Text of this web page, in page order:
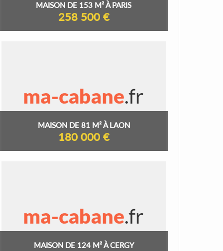
MAISON DE 153 M² À PARIS
258 500 €
MAISON DE 81 M² À LAON
180 000 €
MAISON DE 124 M² À CERGY